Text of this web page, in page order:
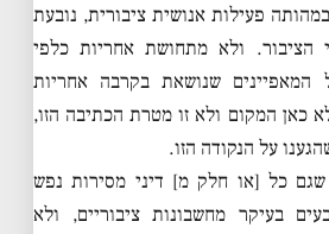
פעילות אנושית ציבורית, נובעת
הציבור. ולא מתחושת אחריות כלפי
המאפיינים שנושאת בקרבה אחריות
כאן המקום ולא זו מטרת הכתיבה הזו,
על הנקודה הזו.
כל [או חלק מ] דיני מסירות נפש
בעיקר מחשבונות ציבוריים, ולא